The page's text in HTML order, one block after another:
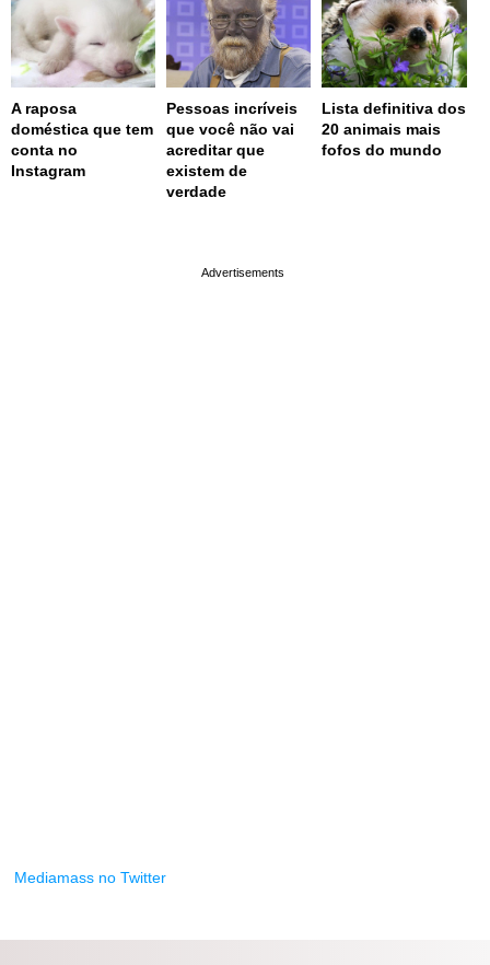
A raposa
doméstica que tem
conta no
Instagram
Pessoas incríveis
que você não vai
acreditar que
existem de
verdade
Lista definitiva dos
20 animais mais
fofos do mundo
Mediamass no Twitter